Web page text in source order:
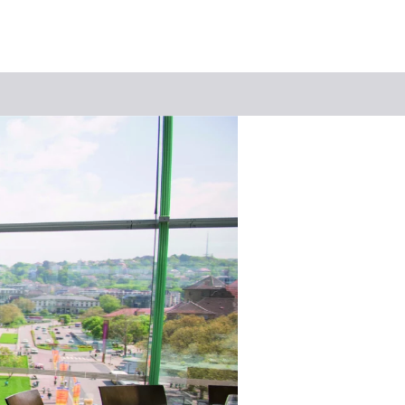
Suchbegriff
Das könnte Sie interessieren
Stadtführungen
Events & Tickets
Ausflugsziele
Erlebnisse
Wein
Radfahren
Wandern